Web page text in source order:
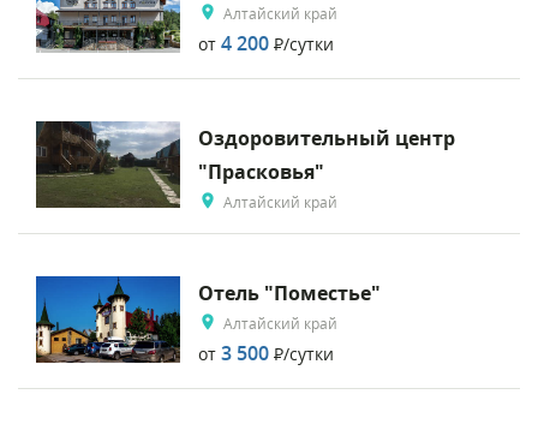
Алтайский край
от 4 200 Р/сутки
Оздоровительный центр
"Прасковья"
Алтайский край
Отель "Поместье"
Алтайский край
от 3 500 Р/сутки